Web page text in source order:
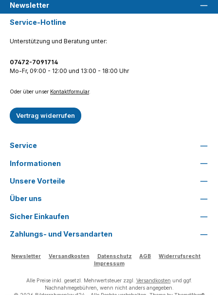
Newsletter
Service-Hotline
Unterstützung und Beratung unter:
07472-7091714
Mo-Fr, 09:00 - 12:00 und 13:00 - 18:00 Uhr
Oder über unser Kontaktformular.
Vertrag widerrufen
Service
Informationen
Unsere Vorteile
Über uns
Sicher Einkaufen
Zahlungs- und Versandarten
Newsletter Versandkosten Datenschutz AGB
Widerrufsrecht
Impressum
Alle Preise inkl. gesetzl. Mehrwertsteuer zzgl. Versandkosten und ggf.
Nachnahmegebühren, wenn nicht anders angegeben.